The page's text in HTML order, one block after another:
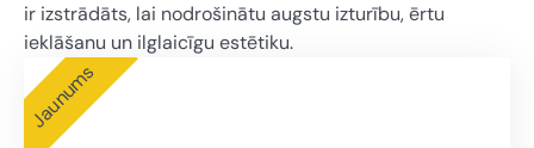
ir izstrādāts, lai nodrošinātu augstu izturību, ērtu
ieklāšanu un ilglaicīgu estētiku.
Jaunums